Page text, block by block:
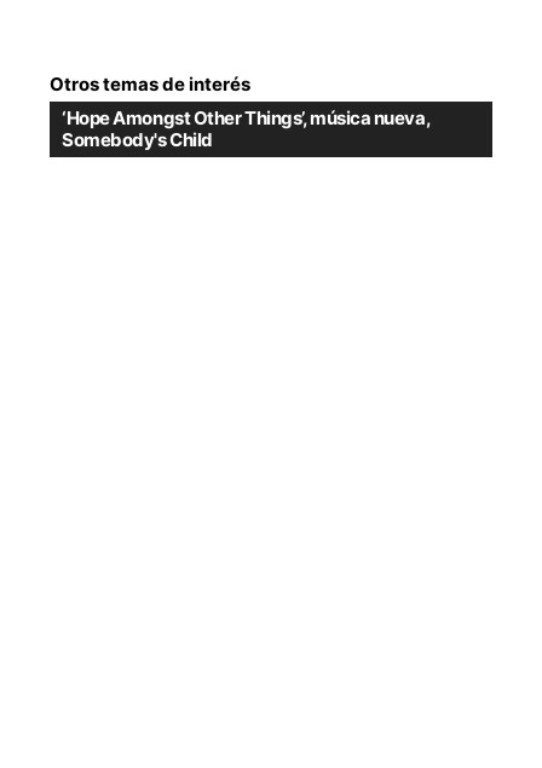
Otros temas de interés
‘Hope Amongst Other Things’,música nueva,
Somebody's Child